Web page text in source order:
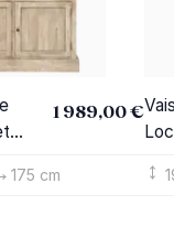
1 989,00 €
175 cm